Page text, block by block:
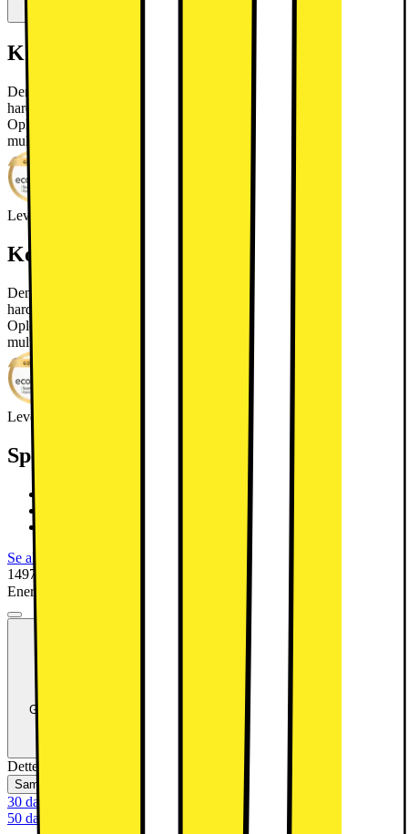
Kort om produktet
Denne Lenovo Tab Plus 8/128 tablet er udstyret med kraftfuld
hardware og praktiske funktioner som vil gøre dit liv lidt nemmere.
Oplev en virtuel verden med flotte billeder, fantastisk lyd og sømløs
multitasking.
Leverandørens EcoVadis-score
Kort om produktet
Denne Lenovo Tab Plus 8/128 tablet er udstyret med kraftfuld
hardware og praktiske funktioner som vil gøre dit liv lidt nemmere.
Oplev en virtuel verden med flotte billeder, fantastisk lyd og sømløs
multitasking.
Leverandørens EcoVadis-score Læs mere om EcoVadis
Specifikationer
MediaTek Helio G99 8-core processor
Se alle specifikationer
1497.-
Energimærkning
Opgradér for færre penge
Giv produkter i bytte og brug værdien som betaling ved køb af nye
Beregn værdien
Dette produkt er ikke tilgængeligt
Sammenlign
30 dages returret
50 dages returret som klubmedlem